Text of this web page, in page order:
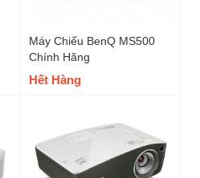
Máy Chiếu BenQ MS500
Chính Hãng
Hết Hàng